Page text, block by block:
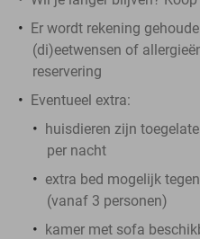
Er wordt rekening
(di)eetwensen of
reservering
Eventueel extra:
huisdieren zijn
per nacht
extra bed mogelijk
(vanaf 3 personen)
kamer met sofa